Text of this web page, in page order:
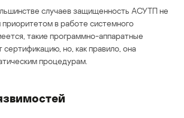
случаев защищенность АСУТП не
в работе системного
такие программно-аппаратные
сертификацию, но, как правило, она
процедурам.